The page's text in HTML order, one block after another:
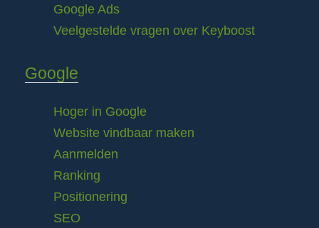
Google Ads
Veelgestelde vragen over Keyboost
Google
Hoger in Google
Website vindbaar maken
Aanmelden
Ranking
Positionering
SEO